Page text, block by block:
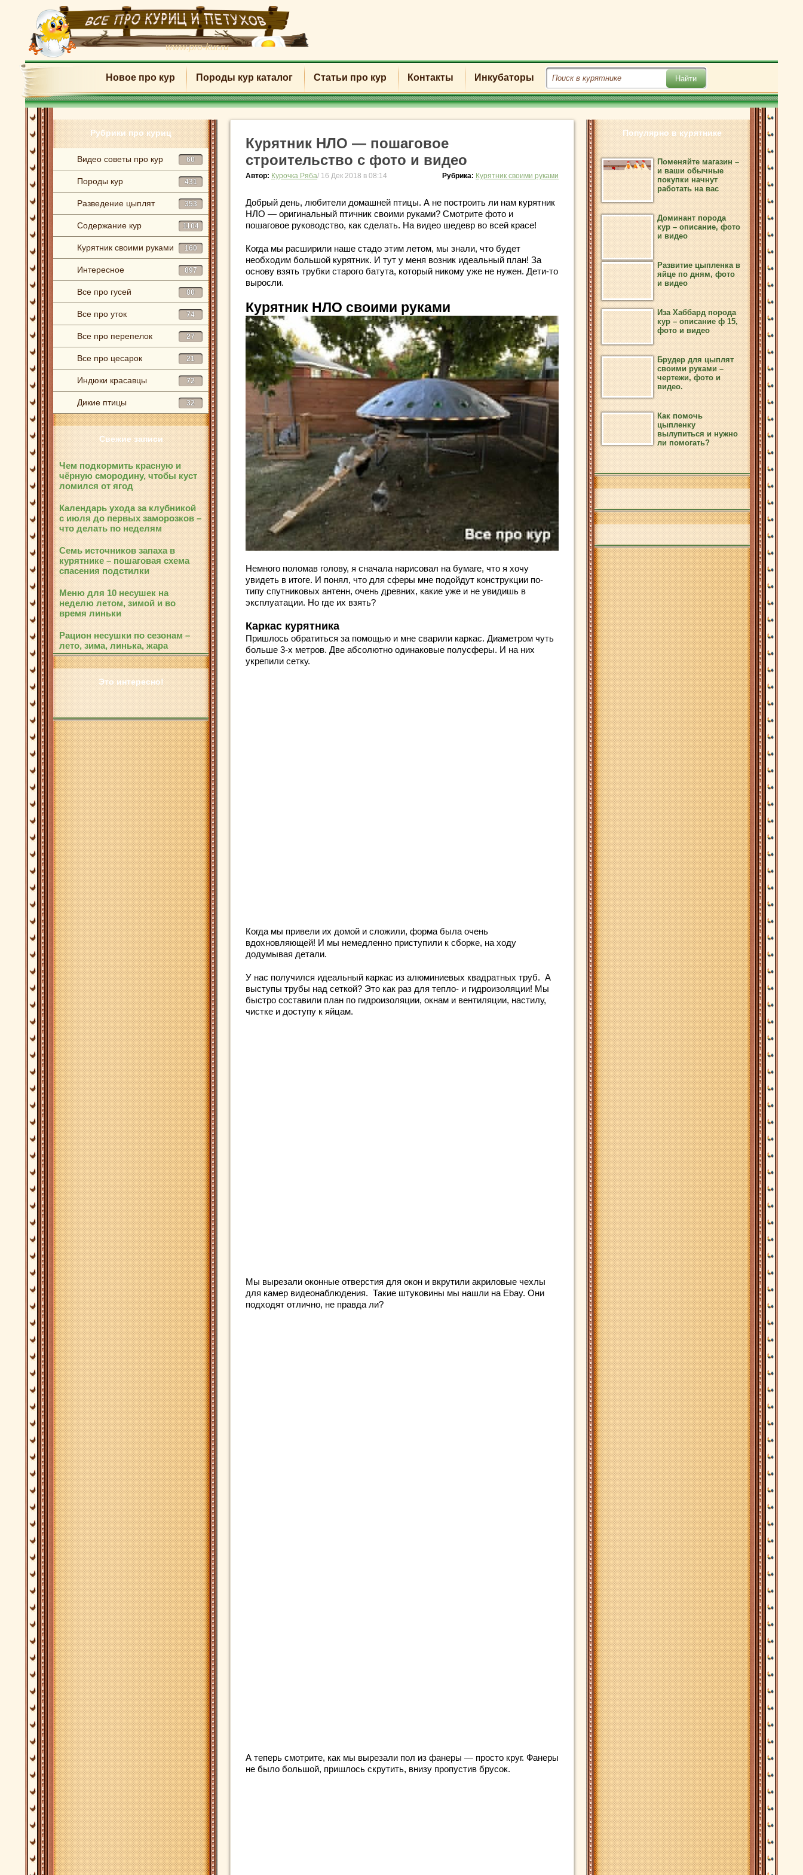
www.pro-kur.ru
Новое про кур Породы кур каталог Статьи про кур Контакты Инкубаторы
Рубрики про куриц
Видео советы про кур 60
Породы кур 431
Разведение цыплят 353
Содержание кур 1104
Курятник своими руками 160
Интересное 897
Все про гусей 80
Все про уток 74
Все про перепелок 27
Все про цесарок 21
Индюки красавцы 72
Дикие птицы 32
Свежие записи
Чем подкормить красную и
чёрную смородину, чтобы куст
ломился от ягод
Календарь ухода за клубникой
с июля до первых заморозков –
что делать по неделям
Семь источников запаха в
курятнике – пошаговая схема
спасения подстилки
Меню для 10 несушек на
неделю летом, зимой и во
время линьки
Рацион несушки по сезонам –
лето, зима, линька, жара
Это интересно!
Курятник НЛО — пошаговое
строительство с фото и видео
Автор: Курочка Ряба/ 16 Дек 2018 в 08:14 Рубрика: Курятник своими руками
Добрый день, любители домашней птицы. А не построить ли нам курятник
НЛО — оригинальный птичник своими руками? Смотрите фото и
пошаговое руководство, как сделать. На видео шедевр во всей красе!
Когда мы расширили наше стадо этим летом, мы знали, что будет
необходим большой курятник. И тут у меня возник идеальный план! За
основу взять трубки старого батута, который никому уже не нужен. Дети-то
выросли.
Курятник НЛО своими руками
Немного поломав голову, я сначала нарисовал на бумаге, что я хочу
увидеть в итоге. И понял, что для сферы мне подойдут конструкции по-
типу спутниковых антенн, очень древних, какие уже и не увидишь в
эксплуатации. Но где их взять?
Каркас курятника
Пришлось обратиться за помощью и мне сварили каркас. Диаметром чуть
больше 3-х метров. Две абсолютно одинаковые полусферы. И на них
укрепили сетку.
Когда мы привели их домой и сложили, форма была очень
вдохновляющей! И мы немедленно приступили к сборке, на ходу
додумывая детали.
У нас получился идеальный каркас из алюминиевых квадратных труб. А
выступы трубы над сеткой? Это как раз для тепло- и гидроизоляции! Мы
быстро составили план по гидроизоляции, окнам и вентиляции, настилу,
чистке и доступу к яйцам.
Мы вырезали оконные отверстия для окон и вкрутили акриловые чехлы
для камер видеонаблюдения. Такие штуковины мы нашли на Ebay. Они
подходят отлично, не правда ли?
А теперь смотрите, как мы вырезали пол из фанеры — просто круг. Фанеры
не было большой, пришлось скрутить, внизу пропустив брусок.
Популярно в курятнике
Поменяйте магазин –
и ваши обычные
покупки начнут
работать на вас
Доминант порода
кур – описание, фото
и видео
Развитие цыпленка в
яйце по дням, фото
и видео
Иза Хаббард порода
кур – описание ф 15,
фото и видео
Брудер для цыплят
своими руками –
чертежи, фото и
видео.
Как помочь
цыпленку
вылупиться и нужно
ли помогать?